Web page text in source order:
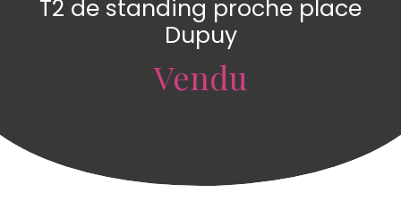
T2 de standing proche place
Dupuy
Vendu